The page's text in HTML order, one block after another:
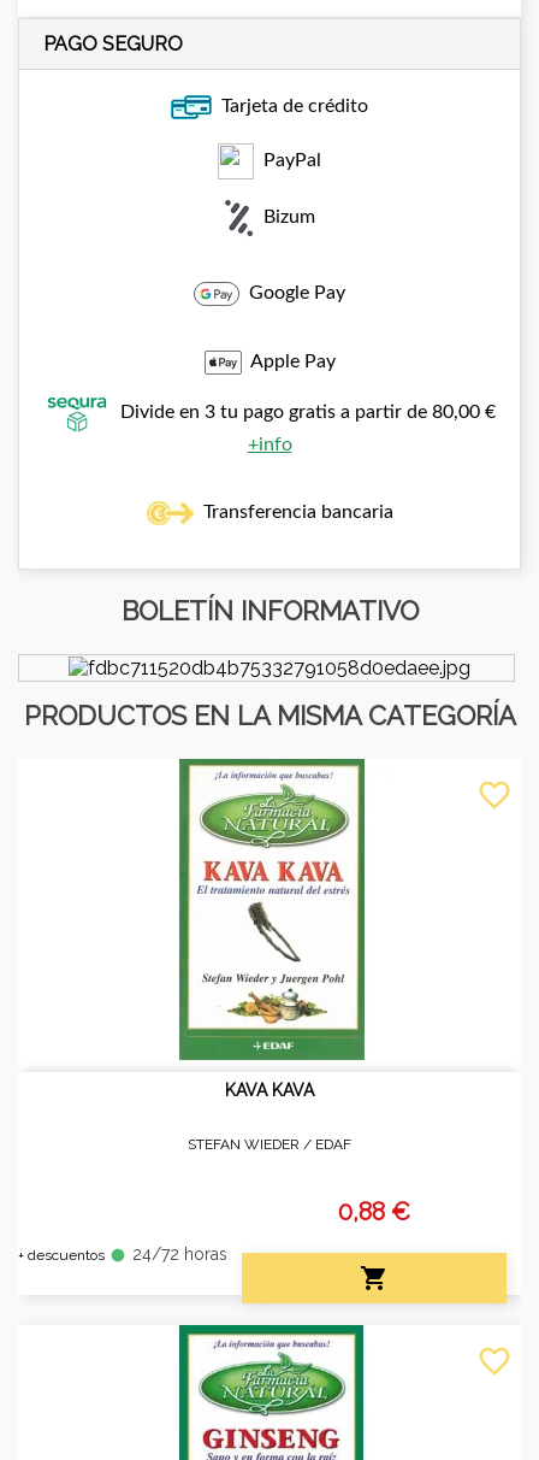
PAGO SEGURO
Tarjeta de crédito
PayPal
Bizum
Google Pay
Apple Pay
Divide en 3 tu pago gratis a partir de 80,00 €
+info
Transferencia bancaria
BOLETÍN INFORMATIVO
PRODUCTOS EN LA MISMA CATEGORÍA
KAVA KAVA
STEFAN WIEDER / EDAF
+ descuentos fiber_manual_record 24/72 horas
0,88 €

favorite_border
favorite_border